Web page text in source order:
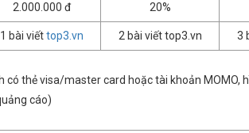
2.000.000 đ 20%
1 bài viết top3.vn 2 bài viết top3.vn 3
có thẻ visa/master card hoặc tài khoản MOMO,
cáo)